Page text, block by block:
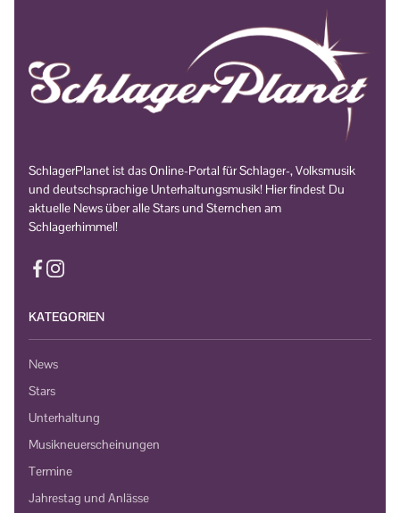
SchlagerPlanet ist das Online-Portal für Schlager-, Volksmusik
und deutschsprachige Unterhaltungsmusik! Hier findest Du
aktuelle News über alle Stars und Sternchen am
Schlagerhimmel!
KATEGORIEN
News
Stars
Unterhaltung
Musikneuerscheinungen
Termine
Jahrestag und Anlässe